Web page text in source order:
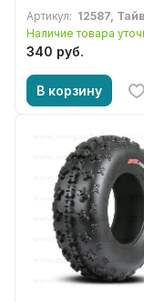
квадроцикла, ATV
Артикул: 12587,
Наличие товара
340 руб.
В корзину